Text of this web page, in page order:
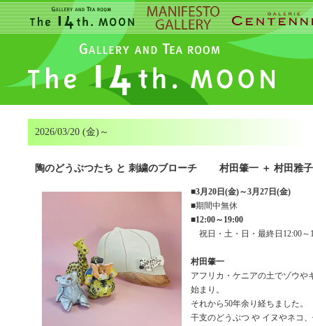
2026/03/20 (金)～
陶のどうぶつたち と 刺繍のブローチ 村田肇一 ＋ 村田雅子
■3月20日(金)～3月27日(金)
■期間中無休
■12:00～19:00
祝日・土・日・最終日12:00～
村田肇一
アフリカ・ケニアの土でゾウや
始まり。
それから50年余り経ちました。
干支のどうぶつ や イヌやネコ